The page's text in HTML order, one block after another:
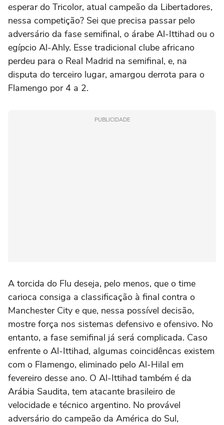
esperar do Tricolor, atual campeão da Libertadores,
nessa competição? Sei que precisa passar pelo
adversário da fase semifinal, o árabe Al-Ittihad ou o
egípcio Al-Ahly. Esse tradicional clube africano
perdeu para o Real Madrid na semifinal, e, na
disputa do terceiro lugar, amargou derrota para o
Flamengo por 4 a 2.
PUBLICIDADE
A torcida do Flu deseja, pelo menos, que o time
carioca consiga a classificação à final contra o
Manchester City e que, nessa possível decisão,
mostre força nos sistemas defensivo e ofensivo. No
entanto, a fase semifinal já será complicada. Caso
enfrente o Al-Ittihad, algumas coincidêncas existem
com o Flamengo, eliminado pelo Al-Hilal em
fevereiro desse ano. O Al-Ittihad também é da
Arábia Saudita, tem atacante brasileiro de
velocidade e técnico argentino. No provável
adversário do campeão da América do Sul,